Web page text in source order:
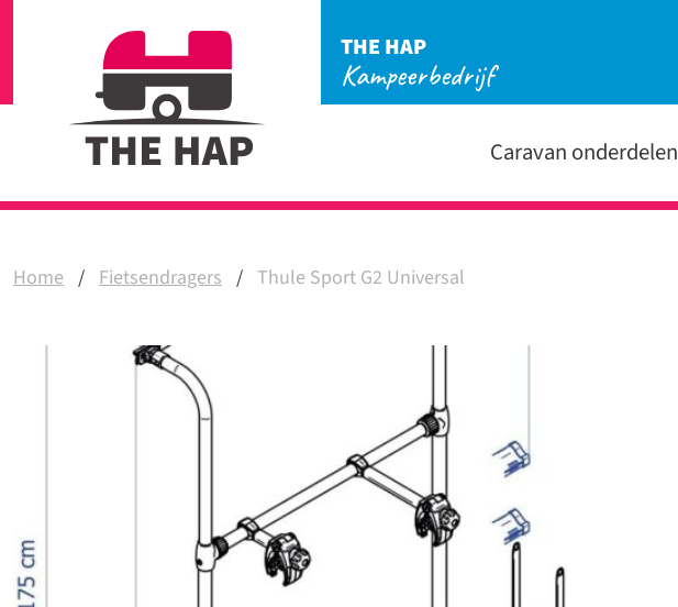
THE HAP
Kampeerbedrijf
Caravan onderdelen
Home / Fietsendragers / Thule Sport G2 Universal